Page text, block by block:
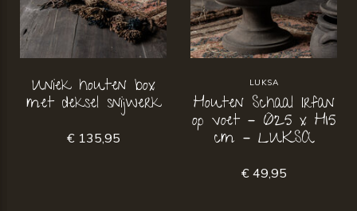
Uniek houten box
met deksel snijwerk
€ 135,95
LUKSA
Houten Schaal Irfan
op voet – Ø25 x H15
cm – LUKSA
€ 49,95